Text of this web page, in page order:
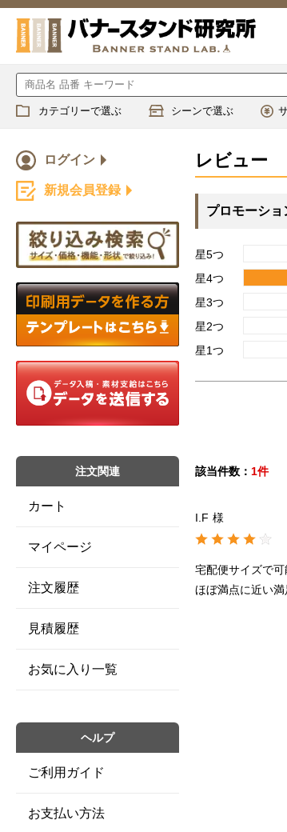
カテゴリーで選ぶ シーンで選ぶ
レビュー
プロモーシ
星5つ
星4つ
星3つ
星2つ
星1つ
該当件数： 1件
I.F 様
宅配便サイズで
ほぼ満点に近い
ログイン
新規会員登録
注文関連
カート
マイページ
注文履歴
見積履歴
お気に入り一覧
ヘルプ
ご利用ガイド
お支払い方法